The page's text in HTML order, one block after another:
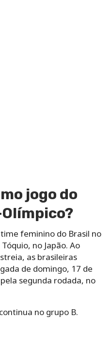
jogo do
feminino do Brasil no
no Japão. Ao
as brasileiras
de domingo, 17 de
segunda rodada, no
no grupo B.